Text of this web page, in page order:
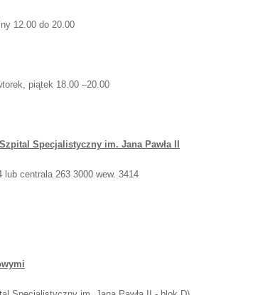
12.00 do 20.00
piątek 18.00 –20.00
Specjalistyczny im. Jana Pawła II
centrala 263 3000 wew. 3414